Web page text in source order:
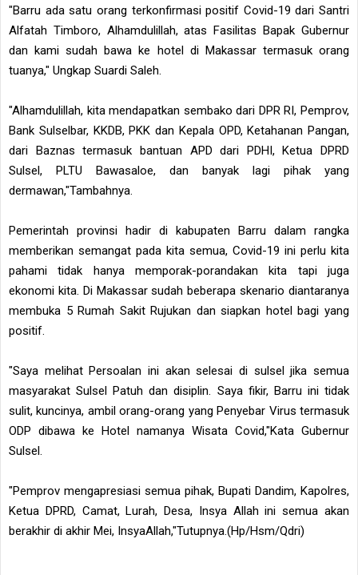
"Barru ada satu orang terkonfirmasi positif Covid-19 dari Santri
Alfatah Timboro, Alhamdulillah, atas Fasilitas Bapak Gubernur
dan kami sudah bawa ke hotel di Makassar termasuk orang
tuanya," Ungkap Suardi Saleh.
"Alhamdulillah, kita mendapatkan sembako dari DPR RI, Pemprov,
Bank Sulselbar, KKDB, PKK dan Kepala OPD, Ketahanan Pangan,
dari Baznas termasuk bantuan APD dari PDHI, Ketua DPRD
Sulsel, PLTU Bawasaloe, dan banyak lagi pihak yang
dermawan,"Tambahnya.
Pemerintah provinsi hadir di kabupaten Barru dalam rangka
memberikan semangat pada kita semua, Covid-19 ini perlu kita
pahami tidak hanya memporak-porandakan kita tapi juga
ekonomi kita. Di Makassar sudah beberapa skenario diantaranya
membuka 5 Rumah Sakit Rujukan dan siapkan hotel bagi yang
positif.
"Saya melihat Persoalan ini akan selesai di sulsel jika semua
masyarakat Sulsel Patuh dan disiplin. Saya fikir, Barru ini tidak
sulit, kuncinya, ambil orang-orang yang Penyebar Virus termasuk
ODP dibawa ke Hotel namanya Wisata Covid,"Kata Gubernur
Sulsel.
"Pemprov mengapresiasi semua pihak, Bupati Dandim, Kapolres,
Ketua DPRD, Camat, Lurah, Desa, Insya Allah ini semua akan
berakhir di akhir Mei, InsyaAllah,"Tutupnya.(Hp/Hsm/Qdri)